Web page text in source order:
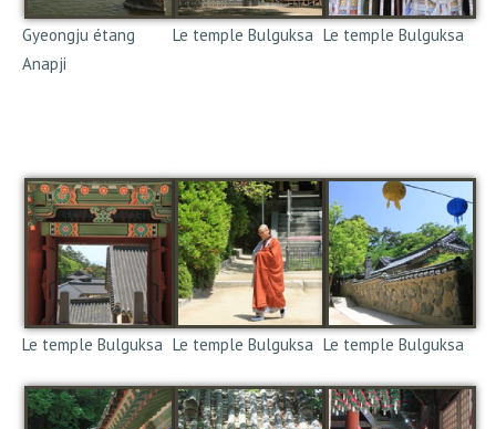
Gyeongju étang
Anapji
Le temple Bulguksa Le temple Bulguksa
Le temple Bulguksa Le temple Bulguksa Le temple Bulguksa